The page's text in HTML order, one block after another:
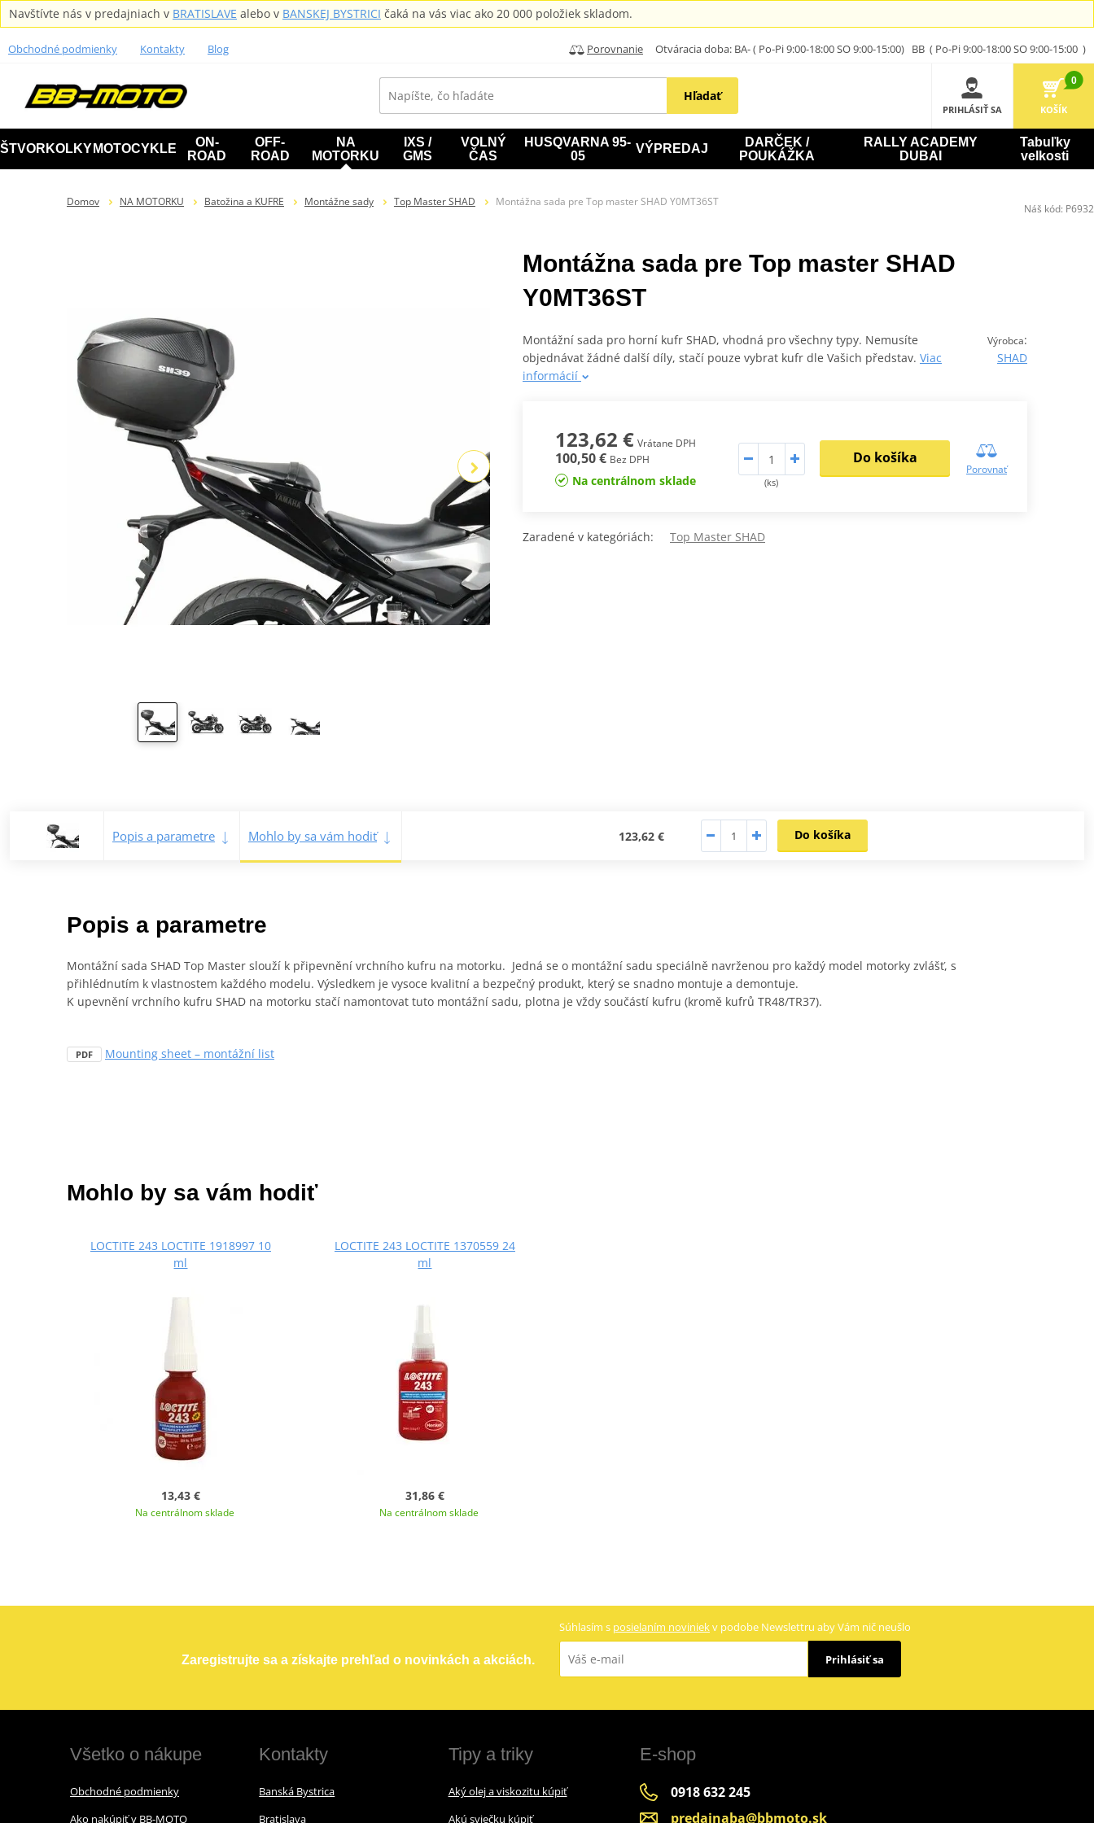
Navštívte nás v predajniach v BRATISLAVE alebo v BANSKEJ BYSTRICI čaká na vás viac ako 20 000 položiek skladom.
Obchodné podmienky Kontakty Blog Porovnanie Otváracia doba: BA- ( Po-Pi 9:00-18:00 SO 9:00-15:00) BB ( Po-Pi 9:00-18:00 SO 9:00-15:00 )
Hľadať
PRIHLÁSIŤ SA
0
KOŠÍK
ŠTVORKOLKY MOTOCYKLE
ON-
ROAD
OFF-
ROAD
NA
MOTORKU
IXS /
GMS
VOLNÝ
ČAS
HUSQVARNA 95-
05
VÝPREDAJ
DARČEK /
POUKÁŽKA
RALLY ACADEMY
DUBAI
Tabuľky
velkosti
Domov NA MOTORKU Batožina a KUFRE Montážne sady Top Master SHAD Montážna sada pre Top master SHAD Y0MT36ST
Montážna sada pre Top master SHAD
Y0MT36ST
Výrobca:
SHAD
Montážní sada pro horní kufr SHAD, vhodná pro všechny typy. Nemusíte
objednávat žádné další díly, stačí pouze vybrat kufr dle Vašich představ. Viac
informácií
123,62 € Vrátane DPH
100,50 € Bez DPH
Na centrálnom sklade (ks)
Do košíka
Porovnať
Zaradené v kategóriách: Top Master SHAD
Popis a parametre Mohlo by sa vám hodiť 123,62 € Do košíka
Popis a parametre
Montážní sada SHAD Top Master slouží k připevnění vrchního kufru na motorku. Jedná se o montážní sadu speciálně navrženou pro každý model motorky zvlášť, s
přihlédnutím k vlastnostem každého modelu. Výsledkem je vysoce kvalitní a bezpečný produkt, který se snadno montuje a demontuje.
K upevnění vrchního kufru SHAD na motorku stačí namontovat tuto montážní sadu, plotna je vždy součástí kufru (kromě kufrů TR48/TR37).
PDF Mounting sheet – montážní list
Náš kód: P6932
Mohlo by sa vám hodiť
LOCTITE 243 LOCTITE 1918997 10
ml
13,43 €
Na centrálnom sklade
LOCTITE 243 LOCTITE 1370559 24
ml
31,86 €
Na centrálnom sklade
Zaregistrujte sa a získajte prehľad o novinkách a akciách.
Súhlasím s posielaním noviniekv podobe Newslettru aby Vám nič neušlo
Prihlásiť sa
Všetko o nákupe
Obchodné podmienky
Ako nakúpiť v BB-MOTO
Kontakty
Banská Bystrica
Bratislava
Tipy a triky
Aký olej a viskozitu kúpiť
Akú sviečku kúpiť
E-shop
0918 632 245
predajnaba@bbmoto.sk